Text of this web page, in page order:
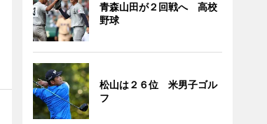
青森山田が２回戦へ 高校
野球
松山は２６位 米男子ゴル
フ